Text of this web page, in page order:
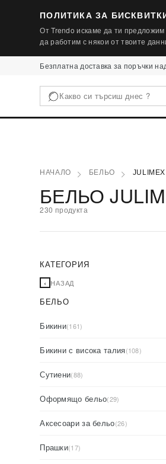
ПОЛИТИКА ЗА
От Trendo искаме да ти
да работим с някои от твоите
Безплатна доставка за поръчки
НАЧАЛО БЕЛЬО JULIMEX
БЕЛЬО
230 продукта
КАТЕГОРИЯ
‹ НАЗАД
БЕЛЬО
Бикини(161)
Бикини с висока талия(108)
Сутиени(88)
Оформящо бельо(29)
Аксесоари за бельо(26)
Прашки(17)